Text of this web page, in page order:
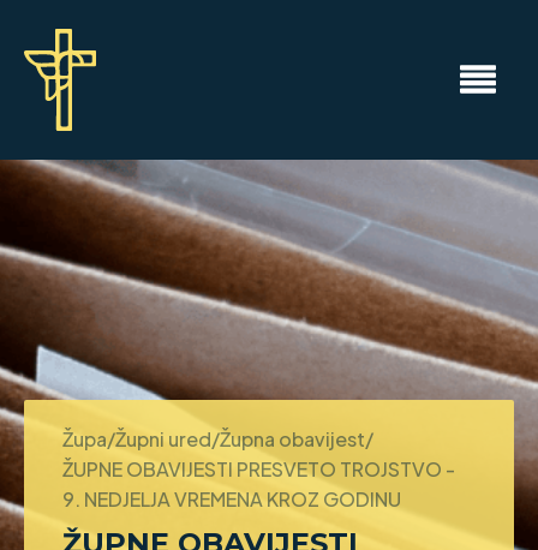
Župa/Župni ured/Župna obavijest/
ŽUPNE OBAVIJESTI PRESVETO TROJSTVO -
9. NEDJELJA VREMENA KROZ GODINU